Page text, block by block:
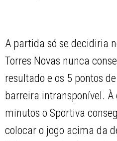
A partida só se decidiria
Torres Novas nunca
resultado e os 5 pontos
barreira intransponível.
minutos o Sportiva
colocar o jogo acima da